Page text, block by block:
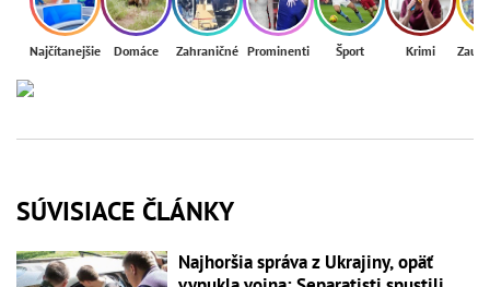
Najčítanejšie Domáce Zahraničné Prominenti Šport Krimi
SÚVISIACE ČLÁNKY
Najhoršia správa z Ukrajiny, opäť